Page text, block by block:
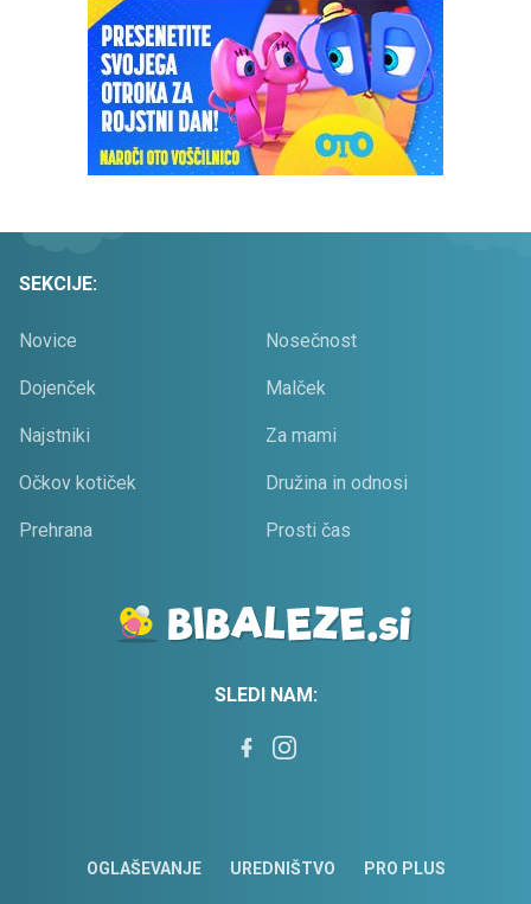
SEKCIJE:
Novice Nosečnost
Dojenček Malček
Najstniki Za mami
Očkov kotiček Družina in odnosi
Prehrana Prosti čas
SLEDI NAM:
OGLAŠEVANJE UREDNIŠTVO PRO PLUS